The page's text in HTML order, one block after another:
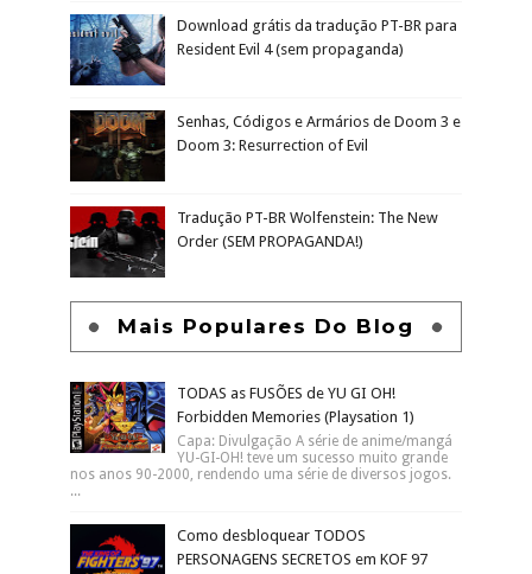
Download grátis da tradução PT-BR para
Resident Evil 4 (sem propaganda)
Senhas, Códigos e Armários de Doom 3 e
Doom 3: Resurrection of Evil
Tradução PT-BR Wolfenstein: The New
Order (SEM PROPAGANDA!)
Mais Populares Do Blog
TODAS as FUSÕES de YU GI OH!
Forbidden Memories (Playsation 1)
Capa: Divulgação A série de anime/mangá
YU-GI-OH! teve um sucesso muito grande
nos anos 90-2000, rendendo uma série de diversos jogos.
...
Como desbloquear TODOS
PERSONAGENS SECRETOS em KOF 97